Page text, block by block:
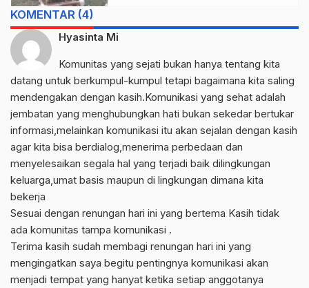
KOMENTAR (4)
Hyasinta Mi
Komunitas yang sejati bukan hanya tentang kita
datang untuk berkumpul-kumpul tetapi bagaimana kita saling
mendengakan dengan kasih.Komunikasi yang sehat adalah
jembatan yang menghubungkan hati bukan sekedar bertukar
informasi,melainkan komunikasi itu akan sejalan dengan kasih
agar kita bisa berdialog,menerima perbedaan dan
menyelesaikan segala hal yang terjadi baik dilingkungan
keluarga,umat basis maupun di lingkungan dimana kita
bekerja
Sesuai dengan renungan hari ini yang bertema Kasih tidak
ada komunitas tampa komunikasi .
Terima kasih sudah membagi renungan hari ini yang
mengingatkan saya begitu pentingnya komunikasi akan
menjadi tempat yang hanyat ketika setiap anggotanya